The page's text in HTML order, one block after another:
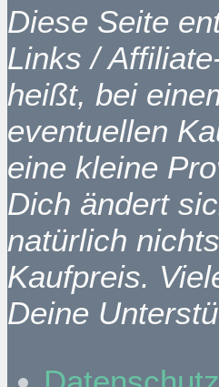
Diese Seite
Links /
heißt, bei
eventuellen
eine kleine
Dich ändert
natürlich
Kaufpreis.
Deine